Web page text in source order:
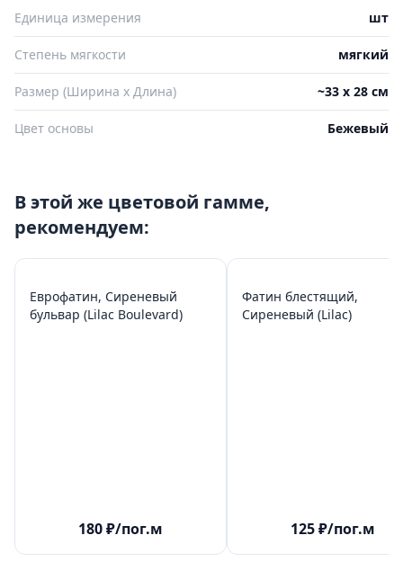
Единица измерения шт
Степень мягкости мягкий
Размер (Ширина х Длина) ~33 х 28 см
Цвет основы Бежевый
В этой же цветовой гамме,
рекомендуем:
Еврофатин, Сиреневый
бульвар (Lilac Boulevard)
180₽/пог.м
Фатин блестящий,
Сиреневый (Lilac)
125₽/пог.м